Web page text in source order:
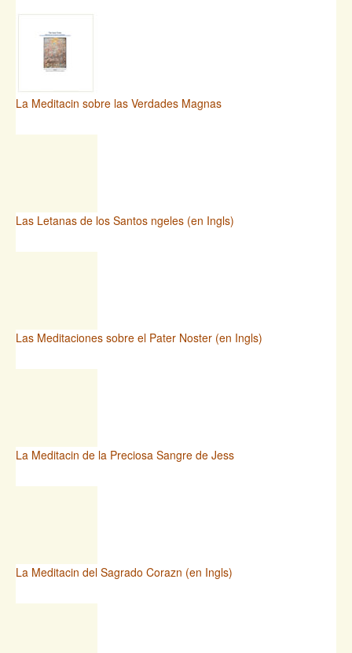
La Meditacin sobre las Verdades Magnas
Las Letanas de los Santos ngeles (en Ingls)
Las Meditaciones sobre el Pater Noster (en Ingls)
La Meditacin de la Preciosa Sangre de Jess
La Meditacin del Sagrado Corazn (en Ingls)